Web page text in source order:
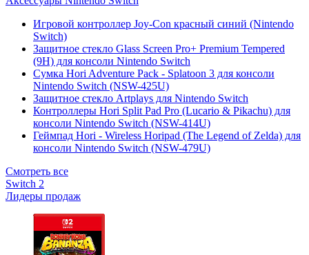
Игровой контроллер Joy-Con красный синий (Nintendo
Switch)
Защитное стекло Glass Screen Pro+ Premium Tempered
(9H) для консоли Nintendo Switch
Сумка Hori Adventure Pack - Splatoon 3 для консоли
Nintendo Switch (NSW-425U)
Защитное стекло Artplays для Nintendo Switch
Контроллеры Hori Split Pad Pro (Lucario & Pikachu) для
консоли Nintendo Switch (NSW-414U)
Геймпад Hori - Wireless Horipad (The Legend of Zelda) для
консоли Nintendo Switch (NSW-479U)
Смотреть все
Switch 2
Лидеры продаж